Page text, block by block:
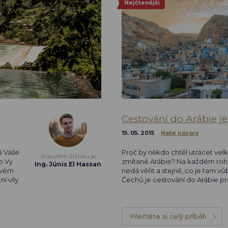
Vaše
Vy
vily
Autorem článku je
Ing. Júnis El Hassan
Nejčtenější
Cestování do Arábie
15. 05. 2015 Naše názory
Proč by někdo chtěl utrácet
zmítané Arábie? Na každém
nedá věřit a stejně, co je tam
Čechů je cestování do Arábie
Přečtěte si celý příběh